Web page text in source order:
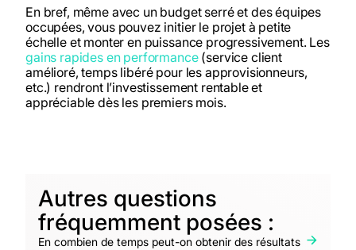
En bref, même avec un budget serré et des équipes
occupées, vous pouvez initier le projet à petite
échelle et monter en puissance progressivement. Les
gains rapides en performance(service client
amélioré, temps libéré pour les approvisionneurs,
etc.) rendront l’investissement rentable et
appréciable dès les premiers mois.
Autres questions
fréquemment posées :
En combien de temps peut-on obtenir des résultats